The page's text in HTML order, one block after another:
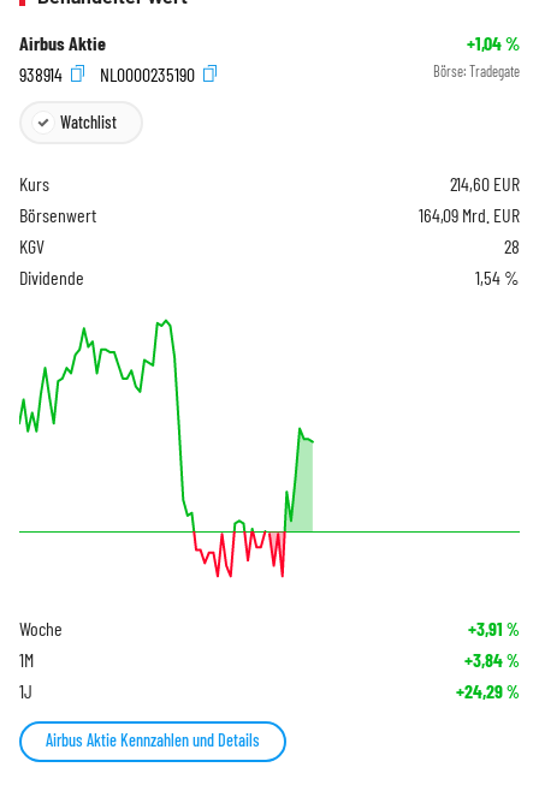
Airbus Aktie +1,04%
938914
NL0000235190 Börse: Tradegate
Watchlist
Kurs 214,60 EUR
Börsenwert
164,09 Mrd. EUR
KGV
28
Dividende
1,54 %
Woche +3,91 %
1M +3,84%
1J +24,29%
Airbus Aktie Kennzahlen und Details